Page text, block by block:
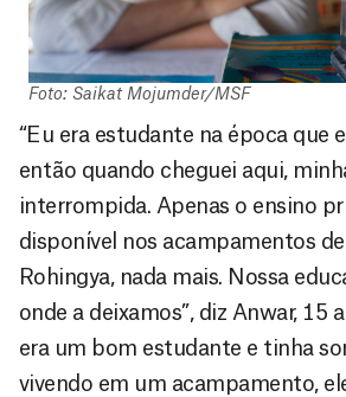
Foto: Saikat Mojumder/MSF
“Eu era estudante na época que
então quando cheguei aqui,
interrompida. Apenas o ensino
disponível nos acampamentos
Rohingya, nada mais. Nossa
onde a deixamos”, diz Anwar, 15
era um bom estudante e tinha
vivendo em um acampamento,